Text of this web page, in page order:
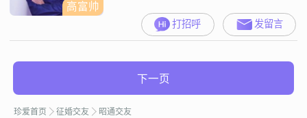
高富帅
打招呼 发留言
下一页
珍爱首页 征婚交友 昭通交友